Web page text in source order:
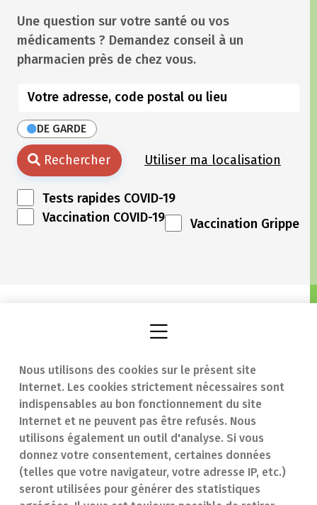
Nous utilisons des cookies sur le présent site
Internet. Les cookies strictement nécessaires sont
indispensables au bon fonctionnement du site
Internet et ne peuvent pas être refusés. Nous
utilisons également un outil d'analyse. Si vous
donnez votre consentement, certaines données
(telles que votre navigateur, votre adresse IP, etc.)
seront utilisées pour générer des statistiques
Une question sur votre santé ou vos
médicaments ? Demandez conseil à un
pharmacien près de chez vous.
DE GARDE
Rechercher Utiliser ma localisation
Tests rapides COVID-19
Vaccination COVID-19
Vaccination Grippe
Trouver une
pharmacie
Notre expertise
Maladies
En cas d'urgence
Contact
Questions
fréquentes (FAQ)